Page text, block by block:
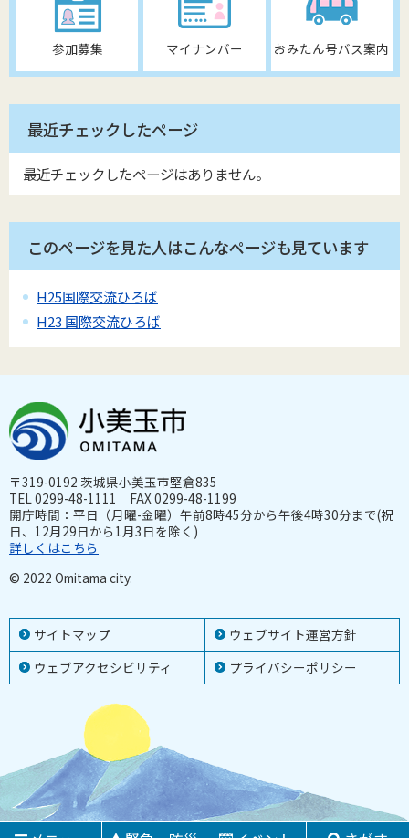
参加募集 マイナンバー おみたん号バス案内
最近チェックしたページ
最近チェックしたページはありません。
このページを見た人はこんなページも見ています
H25国際交流ひろば
H23 国際交流ひろば
サイトマップ
ウェブサイト運営方針
ウェブアクセシビリティ
プライバシーポリシー
〒319-0192 茨城県小美玉市堅倉835
TEL 0299-48-1111 FAX 0299-48-1199
開庁時間：平日（月曜-金曜）午前8時45分から午後4時30分まで(祝
日、12月29日から1月3日を除く)
詳しくはこちら
© 2022 Omitama city.